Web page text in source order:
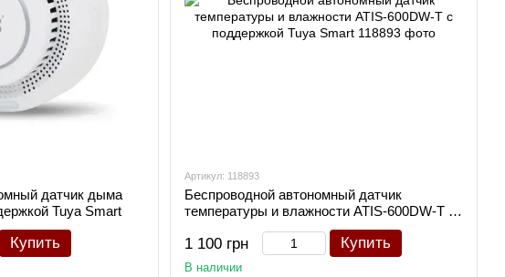
датчик дыма
Tuya Smart
Купить
Артикул: 118893
Беспроводной автономный датчик
температуры и влажности ATIS-600DW-T с
поддержкой Tuya Smart
1 100 грн Купить
В наличии